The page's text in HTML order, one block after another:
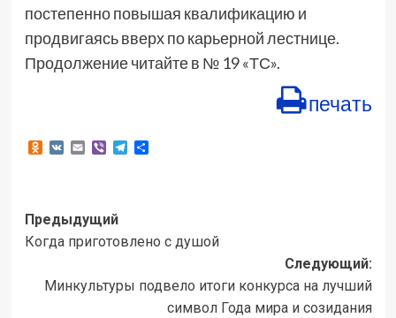
постепенно повышая квалификацию и
продвигаясь вверх по карьерной лестнице.
Продолжение читайте в № 19 «ТС».
печать
Odnoklassniki
VKEmailViberTelegram
Отправить
Навигация
записи
Предыдущий
Когда приготовлено с душой
Следующий:
Минкультуры подвело итоги конкурса на лучший
символ Года мира и созидания